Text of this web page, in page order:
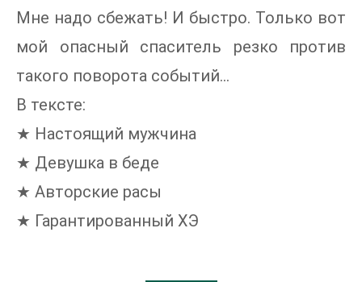
Мне надо сбежать! И быстро. Только вот
мой опасный спаситель резко против
такого поворота событий...
В тексте:
★ Настоящий мужчина
★ Девушка в беде
★ Авторские расы
★ Гарантированный ХЭ